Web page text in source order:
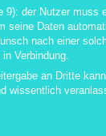
9): der Nutzer muss
seine Daten
nach einer
Verbindung.
an Dritte
wissentlich